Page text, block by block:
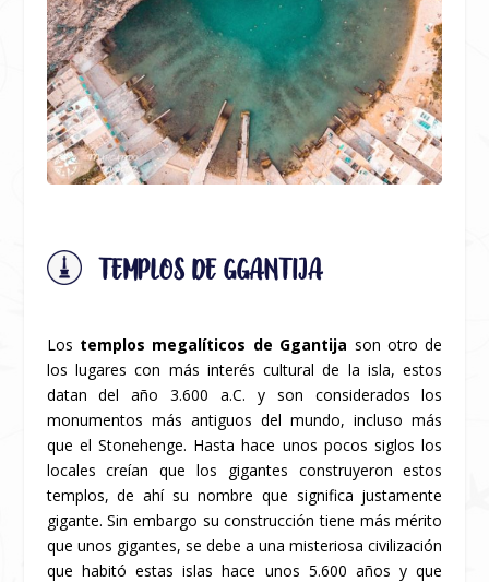
TEMPLOS DE GGANTIJA
Los templos megalíticos de Ggantija son otro de
los lugares con más interés cultural de la isla, estos
datan del año 3.600 a.C. y son considerados los
monumentos más antiguos del mundo, incluso más
que el Stonehenge. Hasta hace unos pocos siglos los
locales creían que los gigantes construyeron estos
templos, de ahí su nombre que significa justamente
gigante. Sin embargo su construcción tiene más mérito
que unos gigantes, se debe a una misteriosa civilización
que habitó estas islas hace unos 5.600 años y que